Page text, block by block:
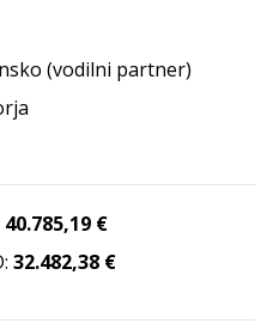
(vodilni partner)
40.785,19 €
32.482,38 €